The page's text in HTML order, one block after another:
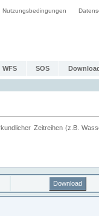
Nutzungsbedingungen
WFS SOS
Zeitreihen (z.B.